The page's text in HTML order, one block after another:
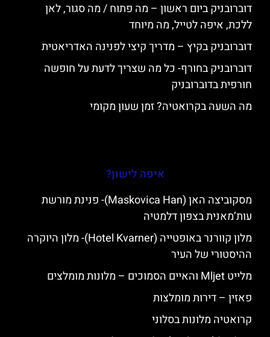
דוברובניק ביום ראשון – מה פתוח / מה סגור, לאן
ללכת, איפה לטייל, מה מיוחד
דוברובניק בקיץ – מדריך קיצי לפנינה האדריאטית
דוברובניק בחורף- כל מה שצריך לדעת על חופשה
חורפית בדוברובניק
מה השעה בקרואטיה? זמן שעון מקומי
איפה לישון?
מסקוביצה האן (Maskovica Han)- פנינת מורשת
עות’מאנית בצפון דלמטיה
מלון קוורנר באופטייה (Hotel Kvarner)- מלון היוקרה
ההיסטורי של העיר
מלייט Mljet והאיים הסמוכים – מלונות מומלצים
פאזין – דירות מומלצות
קרואטיה מלונות בסלוני